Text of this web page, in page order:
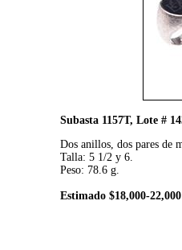
Subasta 1157T, Lote #
Dos anillos, dos pares de
Talla: 5 1/2 y 6.
Peso: 78.6 g.
Estimado $18,000-22,000